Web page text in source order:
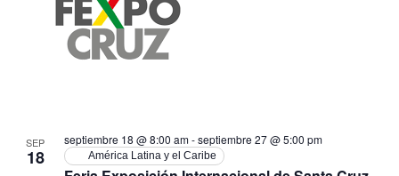
SEP
18
septiembre 18 @ 8:00 am-septiembre 27 @ 5:00 pm
América Latina y el Caribe